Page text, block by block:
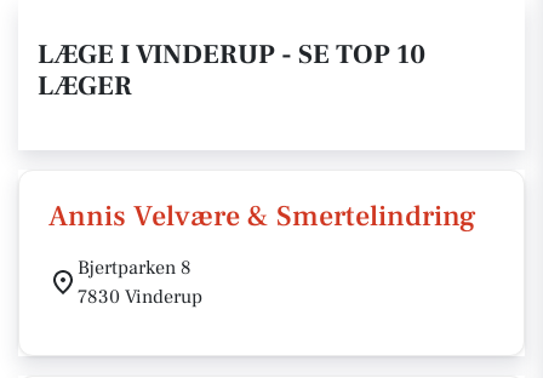
LÆGE I VINDERUP - SE TOP 10
LÆGER
Annis Velvære & Smertelindring
Bjertparken 8
7830 Vinderup